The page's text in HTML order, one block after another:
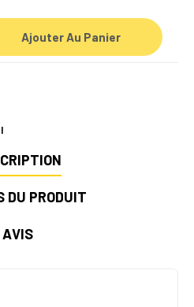
Ajouter Au Panier
DU PRODUIT
AVIS